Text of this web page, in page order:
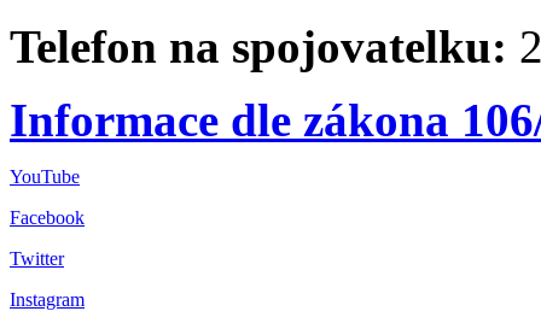
Telefon na spojovatelku:
Informace dle zákona
YouTube
Facebook
Twitter
Instagram